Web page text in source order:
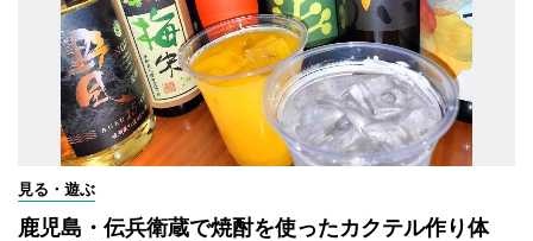
見る・遊ぶ
鹿児島・伝兵衛蔵で焼酎を使ったカクテル作り体